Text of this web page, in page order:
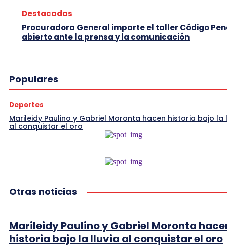
Destacadas
Procuradora General imparte el taller Código
abierto ante la prensa y la comunicación
Populares
Deportes
Marileidy Paulino y Gabriel Moronta hacen historia bajo la
al conquistar el oro
Otras noticias
Marileidy Paulino y Gabriel Moronta
historia bajo la lluvia al conquistar el oro